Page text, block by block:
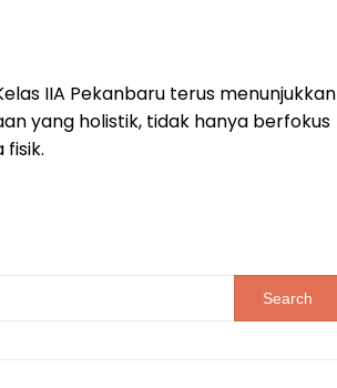
IIA Pekanbaru terus menunjukkan
yang holistik, tidak hanya berfokus